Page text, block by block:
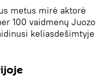
metus mirė aktorė
100 vaidmenų Juozo
keliasdešimtyje